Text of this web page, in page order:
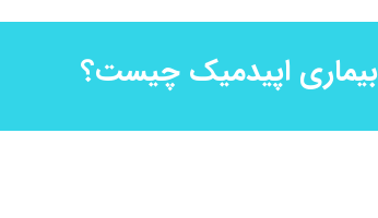
بیماری اپیدمیک چیست؟